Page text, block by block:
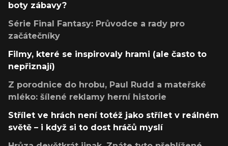
boty zábavy?
Série Final Fantasy: Průvodce a rady pro
začátečníky
Filmy, které se inspirovaly hrami (ale často to
nepřiznají)
Z porodnice do hrobu, Paul Rudd a mateřské
mléko: šílené reklamy herní historie
Střílet ve hrách není totéž jako střílet v reálném
světě – i když si to dost hráčů myslí